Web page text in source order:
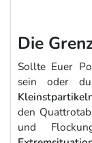
Die
Sollte Euer
sein oder
den
und